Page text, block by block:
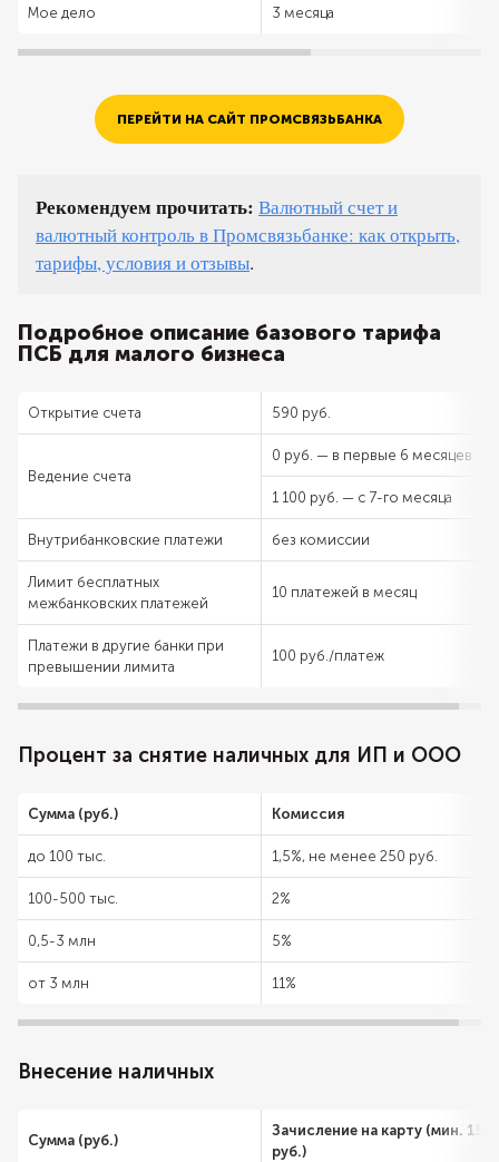
Мое дело 3 месяца
ПЕРЕЙТИ НА САЙТ ПРОМСВЯЗЬБАНКА
Рекомендуем прочитать: Валютный счет и
валютный контроль в Промсвязьбанке: как открыть,
тарифы, условия и отзывы.
Подробное описание базового тарифа
ПСБ для малого бизнеса
Открытие счета 590 руб.
Ведение счета
0 руб. — в первые 6 месяцев
1 100 руб. — с 7-го месяца
Внутрибанковские платежи без комиссии
Лимит бесплатных
межбанковских платежей
10 платежей в месяц
Платежи в другие банки при
превышении лимита
100 руб./платеж
Процент за снятие наличных для ИП и ООО
Сумма (руб.) Комиссия
до 100 тыс. 1,5%, не менее 250 руб.
100-500 тыс. 2%
0,5-3 млн 5%
от 3 млн 11%
Внесение наличных
Сумма (руб.)
Зачисление на карту (мин. 150
руб.)